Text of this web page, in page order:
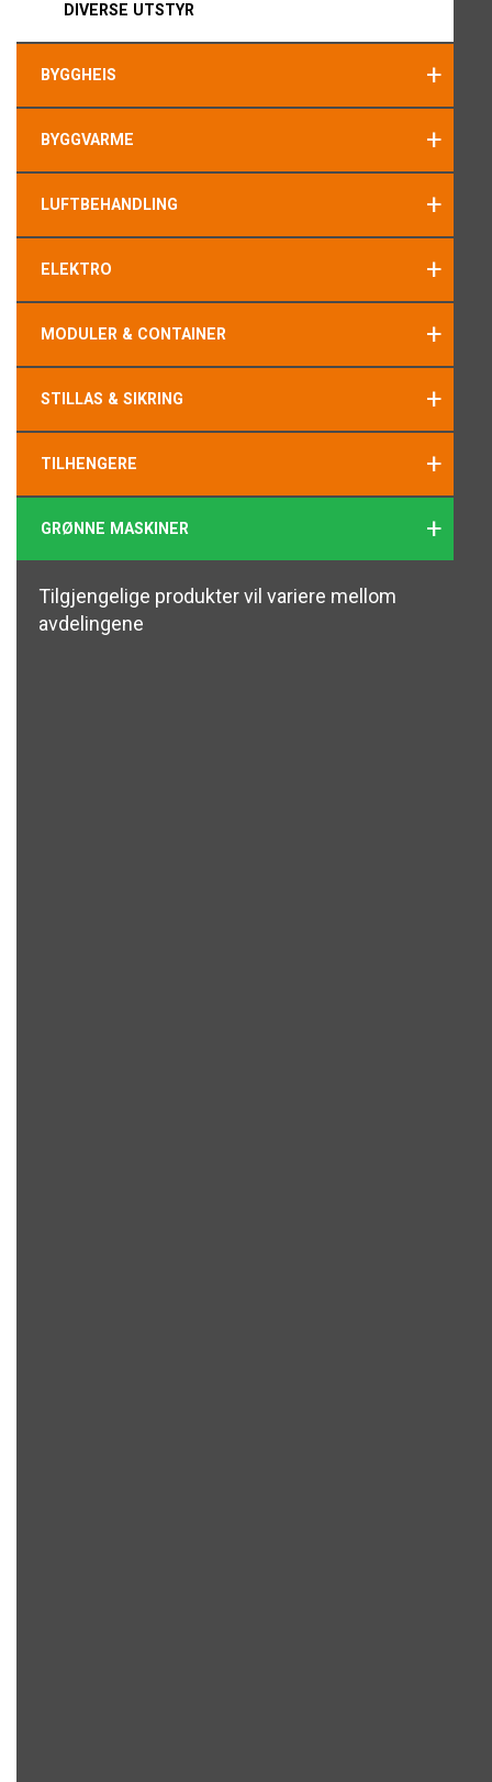
DIVERSE UTSTYR
BYGGHEIS +
BYGGVARME +
LUFTBEHANDLING +
ELEKTRO +
MODULER & CONTAINER +
STILLAS & SIKRING +
TILHENGERE +
GRØNNE MASKINER +
Tilgjengelige produkter vil variere mellom
avdelingene